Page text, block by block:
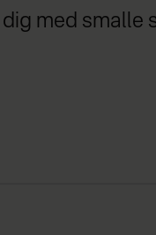
med smalle